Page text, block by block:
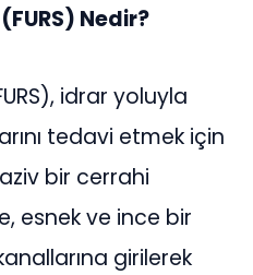
Nedir?
idrar yoluyla
tedavi etmek için
bir cerrahi
esnek ve ince bir
girilerek